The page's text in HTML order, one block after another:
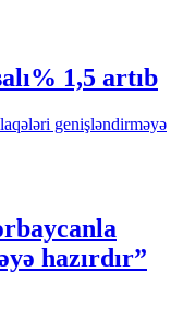
1,5 artıb
hazırdır”